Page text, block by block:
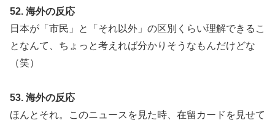
52. 海外の反応
日本が「市民」と「それ以外」の区別くらい理解できるこ
となんて、ちょっと考えれば分かりそうなもんだけどな
（笑）
53. 海外の反応
ほんとそれ。このニュースを見た時、在留カードを見せて